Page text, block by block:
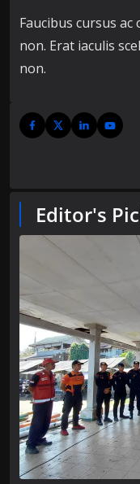
Faucibus cursus
non. Erat iaculis
non.
Editor's